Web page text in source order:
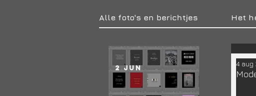
Alle foto's en berichtjes Het
2 jun 4 aug